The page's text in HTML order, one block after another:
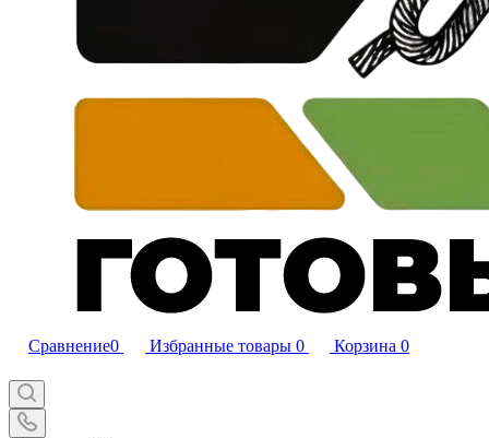
Сравнение0 Избранные товары 0 Корзина 0